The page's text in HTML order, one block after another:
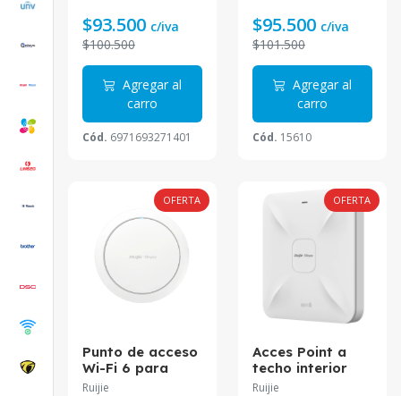
$93.500 c/iva
$100.500
Agregar al
carro
Cód. 6971693271401
RAP1260 Reyee
$95.500 c/iva
$101.500
Agregar al
carro
Cód. 15610
OFERTA
Punto de acceso
Wi-Fi 6 para
interior en techo
Ruijie
OFERTA
Acces Point a
techo interior
REYEE Wifi 6
Ruijie